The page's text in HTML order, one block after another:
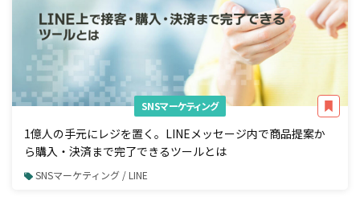
SNSマーケティング
1億人の手元にレジを置く。LINEメッセージ内で商品提案か
ら購入・決済まで完了できるツールとは
SNSマーケティング / LINE